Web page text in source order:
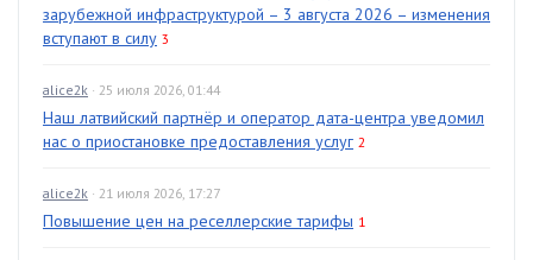
зарубежной инфраструктурой – 3 августа 2026 – изменения
вступают в силу 3
alice2k · 25 июля 2026, 01:44
Наш латвийский партнёр и оператор дата-центра уведомил
нас о приостановке предоставления услуг 2
alice2k · 21 июля 2026, 17:27
Повышение цен на реселлерские тарифы 1